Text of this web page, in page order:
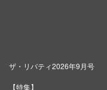
ザ・リバティ2026年9月号
【特集】